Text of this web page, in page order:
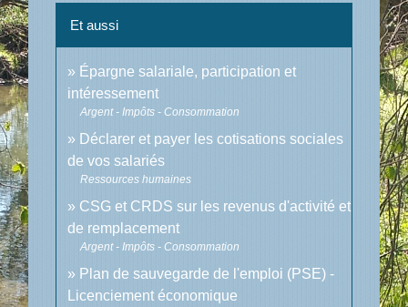
Et aussi
Épargne salariale, participation et
intéressement
Argent - Impôts - Consommation
Déclarer et payer les cotisations sociales
de vos salariés
Ressources humaines
CSG et CRDS sur les revenus d'activité et
de remplacement
Argent - Impôts - Consommation
Plan de sauvegarde de l'emploi (PSE) -
Licenciement économique